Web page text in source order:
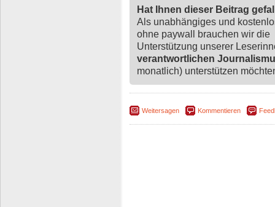
Hat Ihnen dieser Beitrag
Als unabhängiges und
ohne paywall brauchen wir die
Unterstützung unserer
verantwortlichen
monatlich) unterstützen
Weitersagen Kommentieren